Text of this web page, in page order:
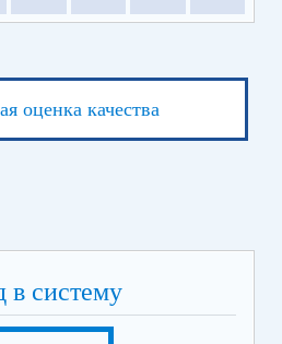
оценка качества
в систему